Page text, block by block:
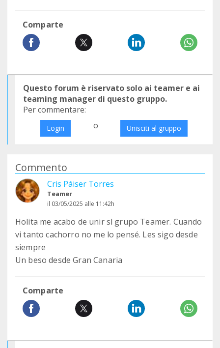
Comparte
Questo forum è riservato solo ai teamer e ai
teaming manager di questo gruppo.
Per commentare:
Login o Unisciti al gruppo
Commento
Cris Páiser Torres
Teamer
il 03/05/2025 alle 11:42h
Holita me acabo de unir sl grupo Teamer. Cuando
vi tanto cachorro no me lo pensé. Les sigo desde
siempre
Un beso desde Gran Canaria
Comparte